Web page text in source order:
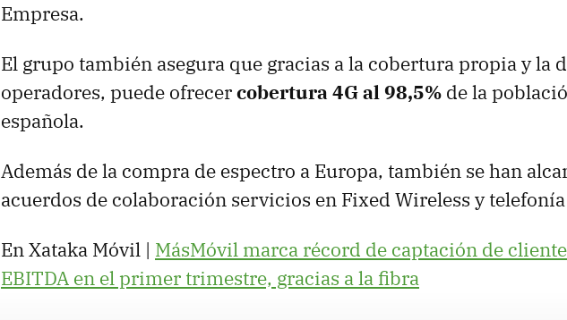
Empresa.
El grupo también asegura que gracias a la cobertura propia y la
operadores, puede ofrecercobertura 4G al 98,5% de la
española.
Además de la compra de espectro a Europa, también se han
acuerdos de colaboración servicios en Fixed Wireless y
En Xataka Móvil | MásMóvil marca récord de captación de
EBITDA en el primer trimestre, gracias a la fibra